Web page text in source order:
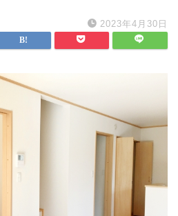
2023年4月30日